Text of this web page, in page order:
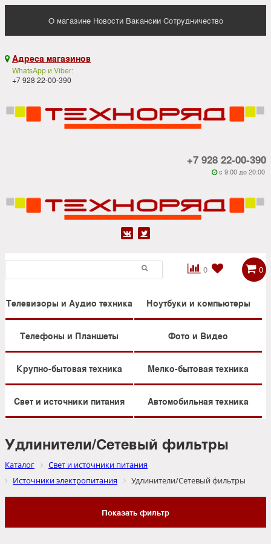
О магазине Новости Вакансии Сотрудничество
 Адреса магазинов
WhatsApp и Viber:
+7 928 22-00-390
+7 928 22-00-390
 c 9:00 до 20:00
 
0

 0
Телевизоры и Аудио техника Ноутбуки и компьютеры
Телефоны и Планшеты Фото и Видео
Крупно-бытовая техника Мелко-бытовая техника
Свет и источники питания Автомобильная техника
Удлинители/Сетевый фильтры
Каталог
Свет и источники питания
Источники электропитания
Удлинители/Сетевый фильтры
Показать фильтр